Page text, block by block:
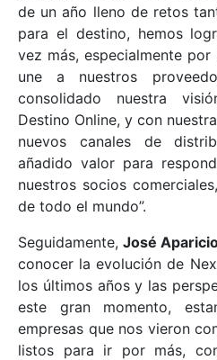
de un año lleno de retos
para el destino, hemos
vez más, especialmente
une a nuestros
consolidado nuestra
Destino Online, y con
nuevos canales de
añadido valor para
nuestros socios
de todo el mundo”.
Seguidamente,José
conocer la evolución de
los últimos años y las
este gran momento,
empresas que nos vieron
listos para ir por más,